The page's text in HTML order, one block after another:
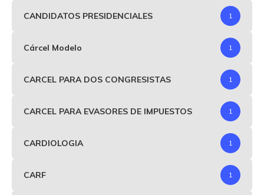
CANDIDATOS PRESIDENCIALES 1
Cárcel Modelo 1
CARCEL PARA DOS CONGRESISTAS 1
CARCEL PARA EVASORES DE IMPUESTOS 1
CARDIOLOGIA 1
CARF 1